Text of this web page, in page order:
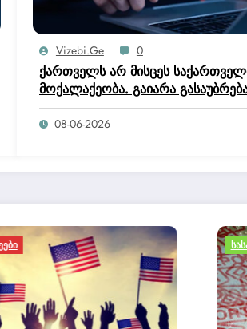
Vizebi.ge 0
ქართველს არ მისცეს
მოქალაქეობა. გაიარა
იუსტიციის სახლში და
კომისია დაწერა, რომ არ ეკუთნის
08-06-2026